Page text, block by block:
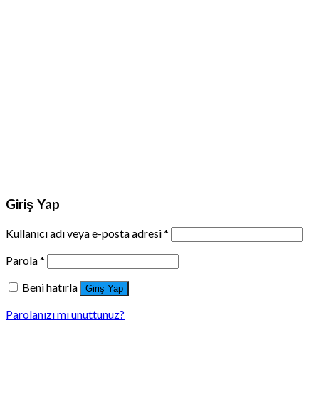
Giriş Yap
Kullanıcı adı veya e-posta adresi*
Parola*
Beni hatırla
Giriş Yap
Parolanızı mı unuttunuz?